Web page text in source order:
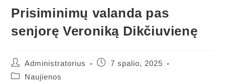
Prisiminimų valanda pas
senjorę Veroniką Dikčiuvienę
Administratorius
7 spalio, 2025
Naujienos